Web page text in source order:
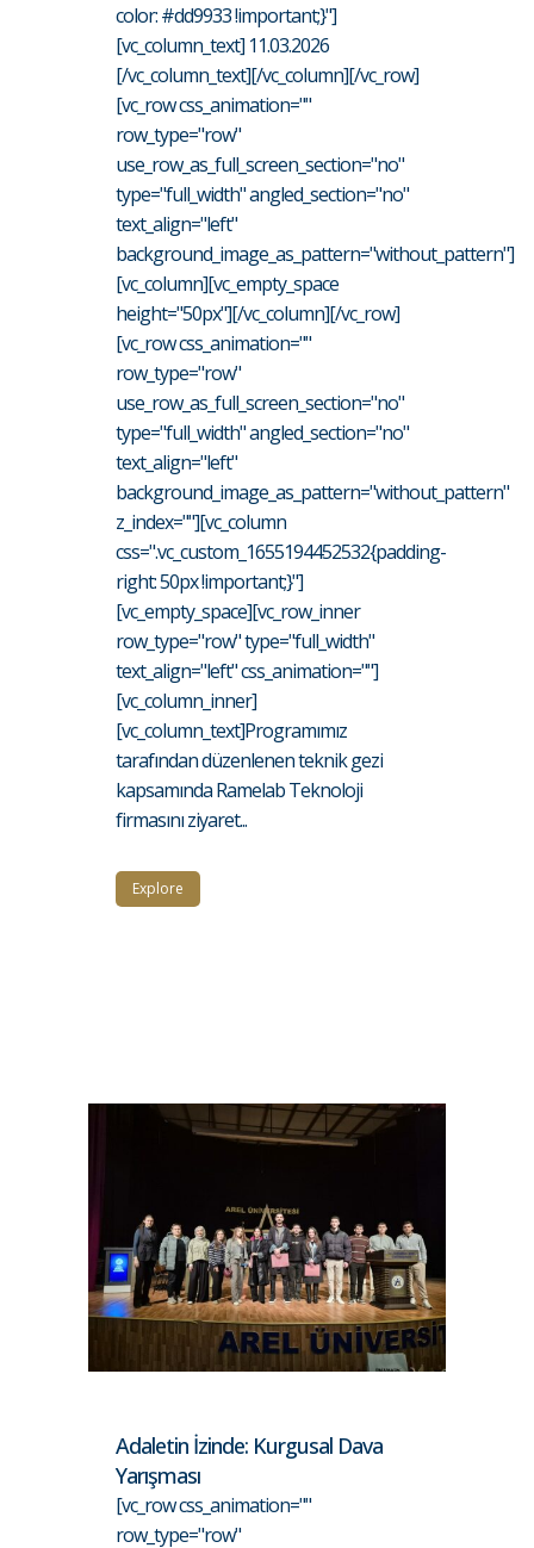
color: #dd9933 !important;}"]
[vc_column_text] 11.03.2026
[/vc_column_text][/vc_column][/vc_row]
[vc_row css_animation=""
row_type="row"
use_row_as_full_screen_section="no"
type="full_width" angled_section="no"
text_align="left"
background_image_as_pattern="without_pattern"]
[vc_column][vc_empty_space
height="50px"][/vc_column][/vc_row]
[vc_row css_animation=""
row_type="row"
use_row_as_full_screen_section="no"
type="full_width" angled_section="no"
text_align="left"
background_image_as_pattern="without_pattern"
z_index=""][vc_column
css=".vc_custom_1655194452532{padding-
right: 50px !important;}"]
[vc_empty_space][vc_row_inner
row_type="row" type="full_width"
text_align="left" css_animation=""]
[vc_column_inner]
[vc_column_text]Programımız
tarafından düzenlenen teknik gezi
kapsamında Ramelab Teknoloji
firmasını ziyaret...
Explore
Adaletin İzinde: Kurgusal Dava
Yarışması
[vc_row css_animation=""
row_type="row"